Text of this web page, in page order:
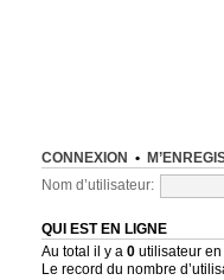
CONNEXION •
Nom d’utilisateur:
QUI EST EN LIGNE
Au total il y a 0utilisateur en
Le record du nombre